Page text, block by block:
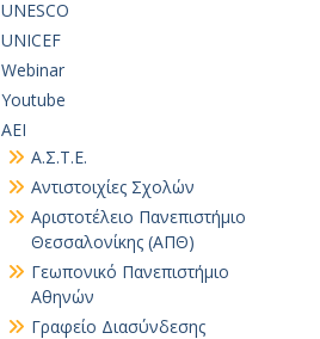
UNESCO
UNICEF
Webinar
Youtube
ΑΕΙ
Α.Σ.Τ.Ε.
Αντιστοιχίες Σχολών
Αριστοτέλειο Πανεπιστήμιο
Θεσσαλονίκης (ΑΠΘ)
Γεωπονικό Πανεπιστήμιο
Αθηνών
Γραφείο Διασύνδεσης